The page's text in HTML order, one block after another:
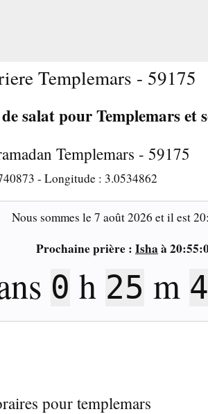
Templemars - 59175
salat pour Templemars et
Templemars - 59175
- Longitude : 3.0534862
Nous sommes le7 août 2026 et il est
Prochaine prière : Isha à
0 h 25 m
pour templemars